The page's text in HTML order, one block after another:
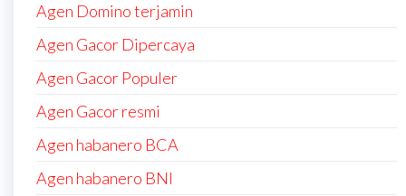
Agen Domino terjamin
Agen Gacor Dipercaya
Agen Gacor Populer
Agen Gacor resmi
Agen habanero BCA
Agen habanero BNI